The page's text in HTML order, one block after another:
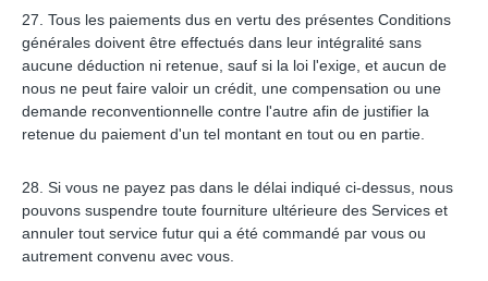
27. Tous les paiements dus en vertu des présentes Conditions
générales doivent être effectués dans leur intégralité sans
aucune déduction ni retenue, sauf si la loi l'exige, et aucun de
nous ne peut faire valoir un crédit, une compensation ou une
demande reconventionnelle contre l'autre afin de justifier la
retenue du paiement d'un tel montant en tout ou en partie.
28. Si vous ne payez pas dans le délai indiqué ci-dessus, nous
pouvons suspendre toute fourniture ultérieure des Services et
annuler tout service futur qui a été commandé par vous ou
autrement convenu avec vous.